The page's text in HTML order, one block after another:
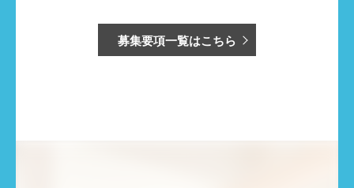
募集要項一覧はこちら